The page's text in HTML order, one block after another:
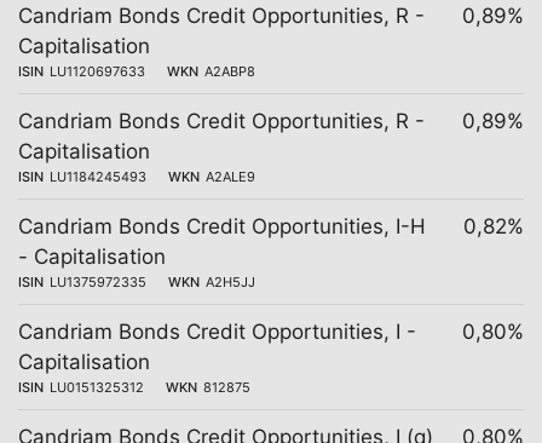
Candriam Bonds Credit Opportunities, R -
Capitalisation
ISIN LU1120697633 WKN A2ABP8
0,89%
Candriam Bonds Credit Opportunities, R -
Capitalisation
ISIN LU1184245493 WKN A2ALE9
0,89%
Candriam Bonds Credit Opportunities, I-H
- Capitalisation
ISIN LU1375972335 WKN A2H5JJ
0,82%
Candriam Bonds Credit Opportunities, I -
Capitalisation
ISIN LU0151325312 WKN 812875
0,80%
Candriam Bonds Credit Opportunities, I (q) 0,80%